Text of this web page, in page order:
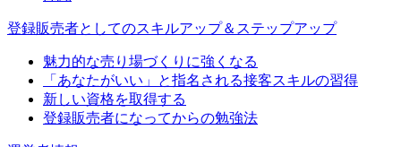
登録販売者としてのスキルアップ＆ステップアップ
魅力的な売り場づくりに強くなる
「あなたがいい」と指名される接客スキルの習得
新しい資格を取得する
登録販売者になってからの勉強法